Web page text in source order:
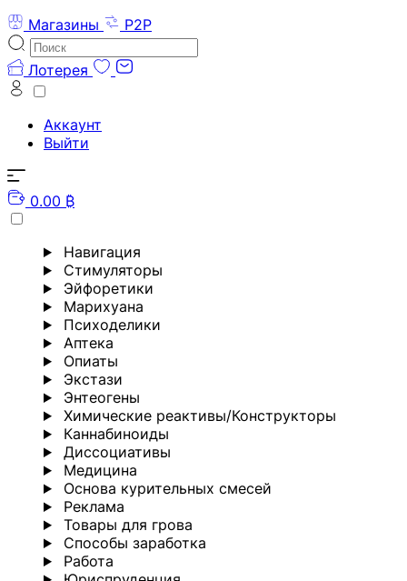
Магазины
P2P
Лотерея
Аккаунт
Выйти
0.00 ₿
Навигация
Стимуляторы
Эйфоретики
Марихуана
Психоделики
Аптека
Опиаты
Экстази
Энтеогены
Химические реактивы/Конструкторы
Каннабиноиды
Диссоциативы
Медицина
Основа курительных смесей
Реклама
Товары для грова
Способы заработка
Работа